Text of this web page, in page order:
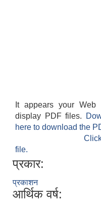
It appears your
display PDF files.
here to download the
file.
प्रकार:
प्रकाशन
आर्थिक वर्ष: